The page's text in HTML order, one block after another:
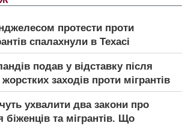
протести проти
спалахнули в Техасі
подав у відставку після
заходів проти мігрантів
ухвалити два закони про
та мігрантів. Що